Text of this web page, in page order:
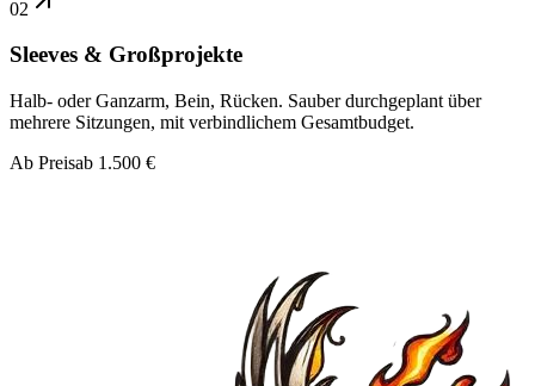
02
Sleeves & Großprojekte
Halb- oder Ganzarm, Bein, Rücken. Sauber durchgeplant über
mehrere Sitzungen, mit verbindlichem Gesamtbudget.
Ab Preisab 1.500 €